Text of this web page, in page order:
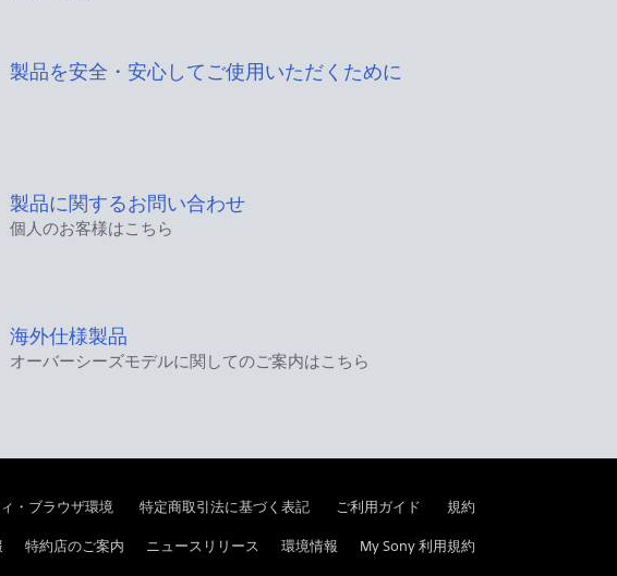
製品を安全・安心してご使用いただくために
製品に関するお問い合わせ
個人のお客様はこちら
海外仕様製品
オーバーシーズモデルに関してのご案内はこちら
・ブラウザ環境 特定商取引法に基づく表記 ご利用ガイド 規約
特約店のご案内 ニュースリリース 環境情報 My Sony 利用規約